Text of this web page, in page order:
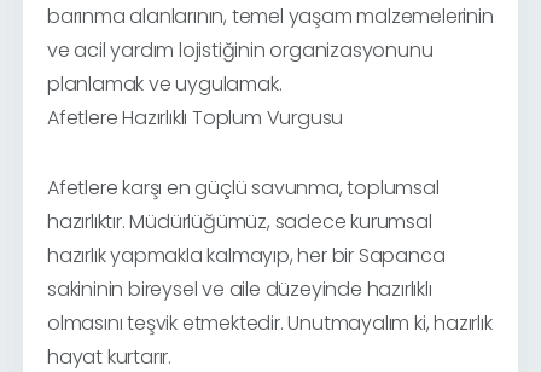
barınma alanlarının, temel yaşam malzemelerinin
ve acil yardım lojistiğinin organizasyonunu
planlamak ve uygulamak.
Afetlere Hazırlıklı Toplum Vurgusu
Afetlere karşı en güçlü savunma, toplumsal
hazırlıktır. Müdürlüğümüz, sadece kurumsal
hazırlık yapmakla kalmayıp, her bir Sapanca
sakininin bireysel ve aile düzeyinde hazırlıklı
olmasını teşvik etmektedir. Unutmayalım ki, hazırlık
hayat kurtarır.